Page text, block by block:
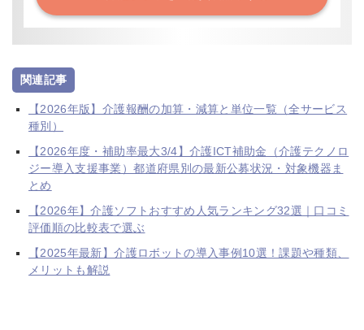
関連記事
【2026年版】介護報酬の加算・減算と単位一覧（全サービス
種別）
【2026年度・補助率最大3/4】介護ICT補助金（介護テクノロ
ジー導入支援事業）都道府県別の最新公募状況・対象機器ま
とめ
【2026年】介護ソフトおすすめ人気ランキング32選｜口コミ
評価順の比較表で選ぶ
【2025年最新】介護ロボットの導入事例10選！課題や種類、
メリットも解説